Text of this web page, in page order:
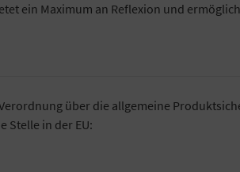
ein Maximum an Reflexion und
über die allgemeine
Stelle in der EU: